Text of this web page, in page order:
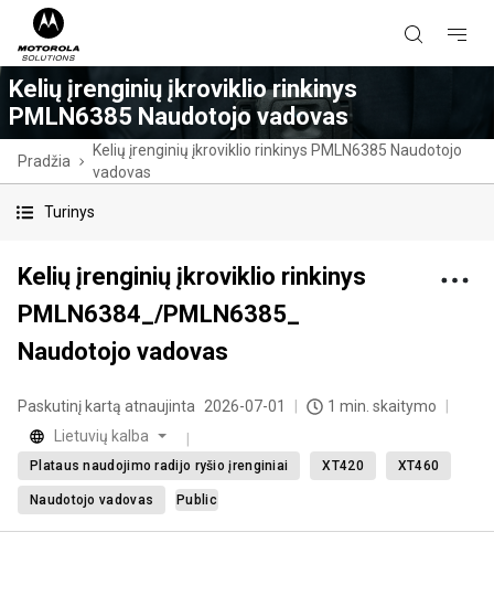
Kelių įrenginių įkroviklio rinkinys
PMLN6385 Naudotojo vadovas
Pradžia
Kelių įrenginių įkroviklio rinkinys PMLN6385 Naudotojo
vadovas
Turinys
Kelių įrenginių įkroviklio rinkinys
PMLN6384_/PMLN6385_
Naudotojo vadovas
Paskutinį kartą atnaujinta 2026-07-01
1 min. skaitymo
Lietuvių kalba
Plataus naudojimo radijo ryšio įrenginiai XT420 XT460
Naudotojo vadovas Public